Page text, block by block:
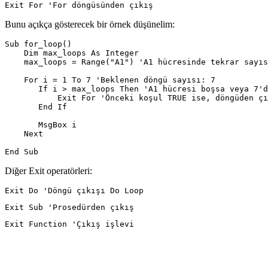
Bunu açıkça gösterecek bir örnek düşünelim:
Sub for_loop()
    Dim max_loops As Integer
max_loops = Range("A1") 'A1 hücresinde tekrar
    For i = 1 To 7 'Beklenen döngü sayısı: 7
If i > max_loops Then 'A1 hücresi boşsa veya
Exit For 'Önceki koşul TRUE ise, döngüden
       End If
       MsgBox i
    Next
Diğer Exit operatörleri: